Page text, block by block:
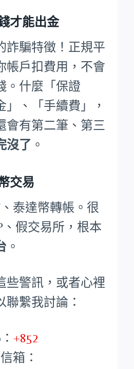
才能出金
詐騙特徵！正規平
帳戶扣費用，不會
。什麼「保證
」、「手續費」，
會有第二筆、第三
沒了 。
交易
泰達幣轉帳。很
、假交易所，根本
。
些警訊，或者心裡
聯繫我討論：
+852
箱：